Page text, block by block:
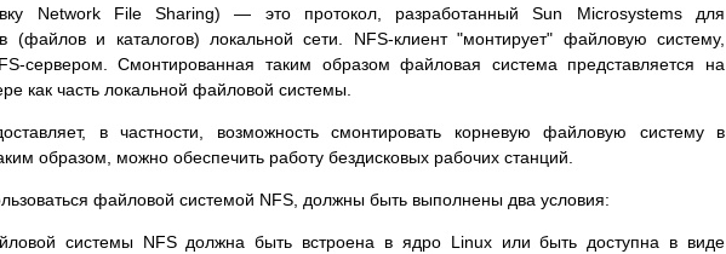
Network File Sharing) — это протокол, разработанный Sun Microsystems для
(файлов и каталогов) локальной сети. NFS-клиент "монтирует" файловую систему,
сервером. Смонтированная таким образом файловая система представляется на
как часть локальной файловой системы.
в частности, возможность смонтировать корневую файловую систему в
образом, можно обеспечить работу бездисковых рабочих станций.
файловой системой NFS, должны быть выполнены два условия:
системы NFS должна быть встроена в ядро Linux или быть доступна в виде